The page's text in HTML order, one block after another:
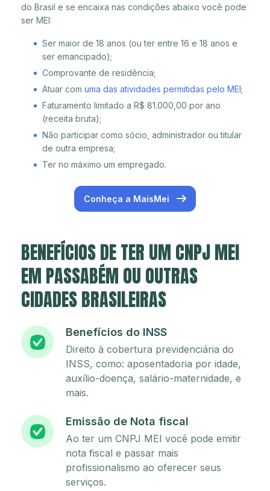
do Brasil e se encaixa nas condições abaixo você pode
ser MEI:
Ser maior de 18 anos (ou ter entre 16 e 18 anos e
ser emancipado);
Comprovante de residência;
Atuar com uma das atividades permitidas pelo MEI;
Faturamento limitado a R$ 81.000,00 por ano
(receita bruta);
Não participar como sócio, administrador ou titular
de outra empresa;
Ter no máximo um empregado.
Conheça a MaisMei
BENEFÍCIOS DE TER UM CNPJ MEI
EM PASSABÉM OU OUTRAS
CIDADES BRASILEIRAS
Benefícios do INSS
Direito à cobertura previdenciária do
INSS, como: aposentadoria por idade,
auxílio-doença, salário-maternidade, e
mais.
Emissão de Nota fiscal
Ao ter um CNPJ MEI você pode emitir
nota fiscal e passar mais
profissionalismo ao oferecer seus
serviços.